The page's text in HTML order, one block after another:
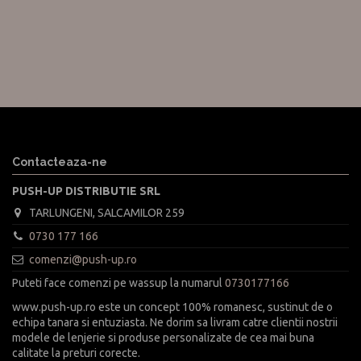
Contacteaza-ne
PUSH-UP DISTRIBUTIE SRL
TARLUNGENI, SALCAMILOR 259
0730 177 166
comenzi@push-up.ro
Puteti face comenzi pe wassup la numarul 0730177166
www.push-up.ro este un concept 100% romanesc, sustinut de o
echipa tanara si entuziasta. Ne dorim sa livram catre clientii nostrii
modele de lenjerie si produse personalizate de cea mai buna
calitate la preturi corecte.